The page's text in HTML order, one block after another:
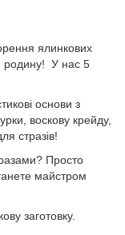
ялинкових
родину! У нас 5
основи з
воскову крейду,
стразів!
Просто
майстром
заготовку.